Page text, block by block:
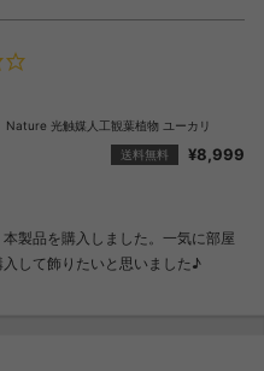
Nature 光触媒人工観葉植物 ユーカリ
送料無料
¥8,999
製品を購入しました。一気に部屋
して飾りたいと思いました♪